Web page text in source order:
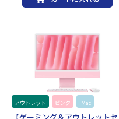
16GB×2 デュアルチャネル)[🔧] ・ストレ
□カスタマイズ項目※本体と一緒に購入く
ださい。・OS：Windows 11 Pro 変更・メ
モリ：DDR5 32GB→64GB 変更・ストレ
ージ：SSD 1TB→2TB 変更詳細なスペッ
アップ・UEFIのアップデートを実施。到
着後すぐに最高のパフォーマンスを体験い
ただけます。※モニター、キーボード、マ
アウトレット ピンク iMac